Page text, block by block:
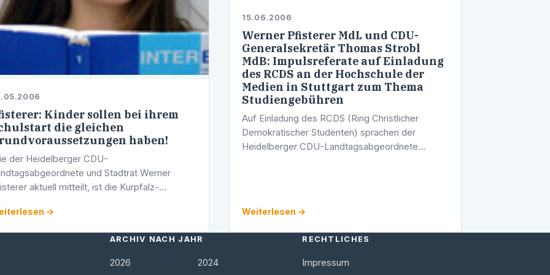
Kinder sollen bei ihrem
die gleichen
haben!
der Heidelberger CDU-
und Stadtrat Werner
aktuell mitteilt, ist die Kurpfalz-
Hegenichstraße als
für die erste Tranche des …
→
15.06.2006
Werner Pfisterer MdL und CDU-
Generalsekretär Thomas Strobl
MdB: Impulsreferate auf Einladung
des RCDS an der Hochschule der
Medien in Stuttgart zum Thema
Studiengebühren
Auf Einladung des RCDS (Ring Christlicher
Demokratischer Studenten) sprachen der
Heidelberger CDU-Landtagsabgeordnete
Weiterlesen →
ARCHIV NACH JAHR
2026 2024
RECHTLICHES
Impressum